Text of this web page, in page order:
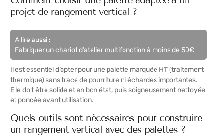
projet de rangement vertical ?
A lire aussi :
Fabriquer un chariot d’atelier multifonction à moins de 50€
Il est essentiel d’opter pour une palette marquée HT (traitement
thermique) sans trace de pourriture ni échardes importantes.
Elle doit être solide et en bon état, puis soigneusement nettoyée
et poncée avant utilisation.
Quels outils sont nécessaires pour construire
un rangement vertical avec des palettes ?